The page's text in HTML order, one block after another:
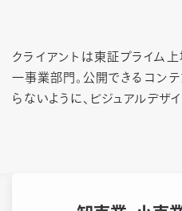
クライアントは東証プライム
一事業部門。公開できるコン
らないように、ビジュアルデザ